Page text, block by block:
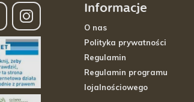
Informacje
O nas
Polityka prywatności
Regulamin
Regulamin programu
lojalnościowego